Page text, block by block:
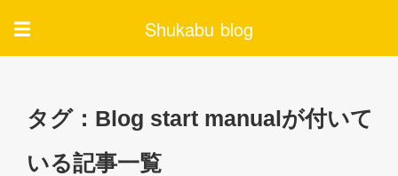
☰ Shukabu blog
タグ：Blog start manualが付いて
いる記事一覧